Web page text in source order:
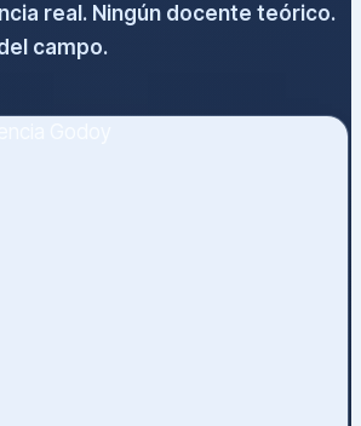
real. Ningún docente teórico.
campo.